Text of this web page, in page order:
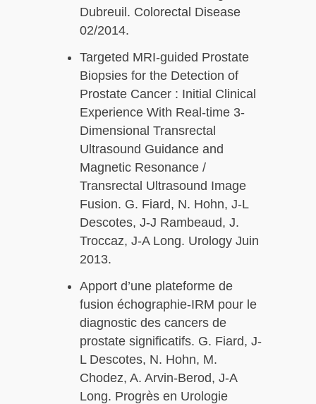
Dubreuil. Colorectal Disease
02/2014.
Targeted MRI-guided Prostate
Biopsies for the Detection of
Prostate Cancer : Initial Clinical
Experience With Real-time 3-
Dimensional Transrectal
Ultrasound Guidance and
Magnetic Resonance /
Transrectal Ultrasound Image
Fusion. G. Fiard, N. Hohn, J-L
Descotes, J-J Rambeaud, J.
Troccaz, J-A Long. Urology Juin
2013.
Apport d’une plateforme de
fusion échographie-IRM pour le
diagnostic des cancers de
prostate significatifs. G. Fiard, J-
L Descotes, N. Hohn, M.
Chodez, A. Arvin-Berod, J-A
Long. Progrès en Urologie